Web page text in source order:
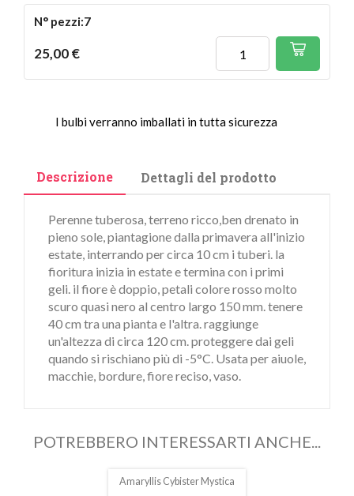
N° pezzi:7
25,00 €
I bulbi verranno imballati in tutta sicurezza
Descrizione Dettagli del prodotto
Perenne tuberosa, terreno ricco,ben drenato in
pieno sole, piantagione dalla primavera all'inizio
estate, interrando per circa 10 cm i tuberi. la
fioritura inizia in estate e termina con i primi
geli. il fiore è doppio, petali colore rosso molto
scuro quasi nero al centro largo 150 mm. tenere
40 cm tra una pianta e l'altra. raggiunge
un'altezza di circa 120 cm. proteggere dai geli
quando si rischiano più di -5°C. Usata per aiuole,
macchie, bordure, fiore reciso, vaso.
POTREBBERO INTERESSARTI ANCHE...
Amaryllis Cybister Mystica